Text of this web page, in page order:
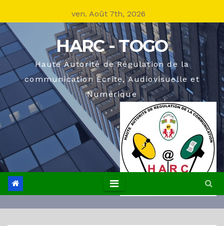
to
content
ven. Août 7th, 2026
HARC - TOGO
Haute Autorité de Régulation de la
communication Ecrite, Audiovisuelle et
Numérique